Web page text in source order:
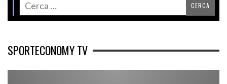
SPORTECONOMY TV